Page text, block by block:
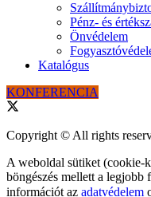
Pénz- és
Önvédelem
Katalógus
KONFERENCIA
Copyright © All rights
A weboldal sütiket (cookie-
böngészés mellett a legjobb
információt az adatvédelem